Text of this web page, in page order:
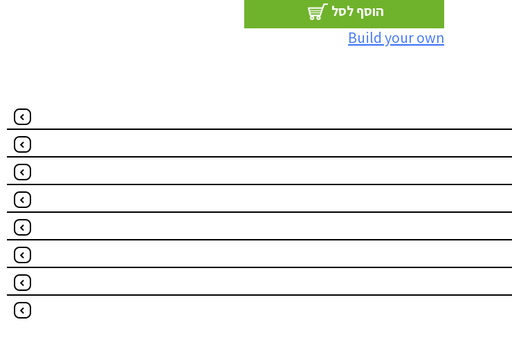
הוסף לסל
Build your own